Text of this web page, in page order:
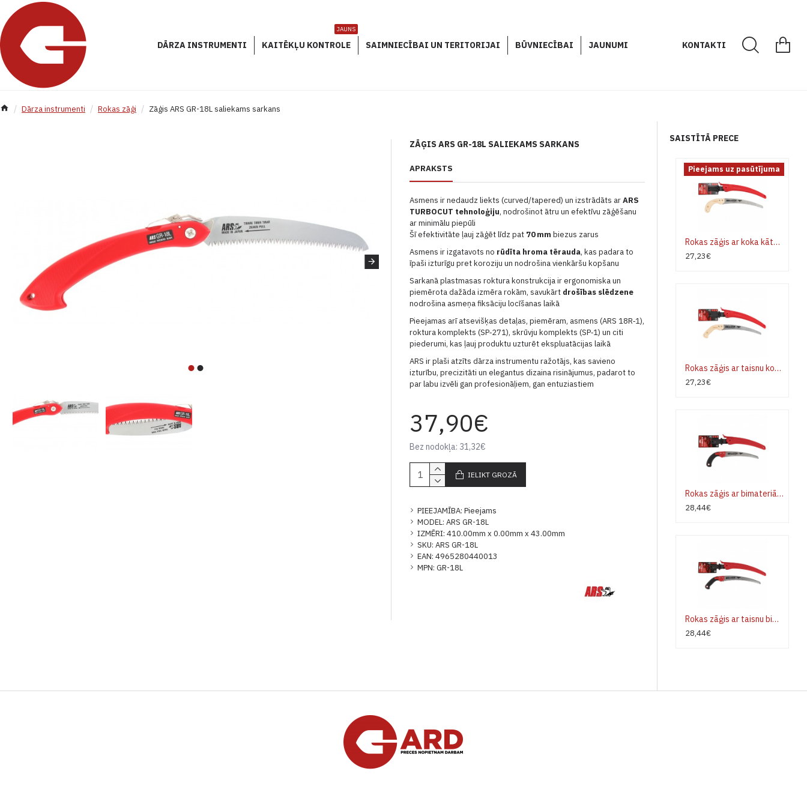
DĀRZA INSTRUMENTI KAITĒKĻU KONTROLE
JAUNS
SAIMNIECĪBAI UN TERITORIJAI BŪVNIECĪBAI JAUNUMI KONTAKTI
Dārza instrumenti Rokas zāģi Zāģis ARS GR-18L saliekams sarkans
ZĀĢIS ARS GR-18L SALIEKAMS SARKANS
APRAKSTS
Asmens ir nedaudz liekts (curved/tapered) un izstrādāts arARS
TURBOCUT tehnoloģiju, nodrošinot ātru un efektīvu zāģēšanu
ar minimālu piepūli
Šī efektivitāte ļauj zāģēt līdz pat 70 mm biezus zarus
Asmens ir izgatavots no rūdīta hroma tērauda, kas padara to
īpaši izturīgu pret koroziju un nodrošina vienkāršu kopšanu
Sarkanā plastmasas roktura konstrukcija ir ergonomiska un
piemērota dažāda izmēra rokām, savukārt drošības slēdzene
nodrošina asmeņa fiksāciju locīšanas laikā
Pieejamas arī atsevišķas detaļas, piemēram, asmens (ARS 18R‑1),
roktura komplekts (SP‑271), skrūvju komplekts (SP‑1) un citi
piederumi, kas ļauj produktu uzturēt ekspluatācijas laikā
ARS ir plaši atzīts dārza instrumentu ražotājs, kas savieno
izturību, precizitāti un elegantus dizaina risinājumus, padarot to
par labu izvēli gan profesionāļiem, gan entuziastiem
PIEEJAMĪBA: Pieejams
MODEL: ARS GR-18L
IZMĒRI: 410.00mm x 0.00mm x 43.00mm
SKU: ARS GR-18L
EAN: 4965280440013
MPN: GR-18L
37,90€
Bez nodokļa: 31,32€
IELIKT GROZĀ
SAISTĪTĀ PRECE
Pieejams uz pasūtījuma
Rokas zāģis ar koka kātu un futlāri BELLOTA 454MC13 Gepards
27,23€
Rokas zāģis ar taisnu koka kātu un futlāri BELLOTA 454MR13 Gepards
27,23€
Rokas zāģis ar bimateriāla kātu un futlāri BELLOTA 454BIMC13 Gepards
28,44€
Rokas zāģis ar taisnu bimateriāla kātu un futlāri BELLOTA 454BIMR13 Gepards
28,44€